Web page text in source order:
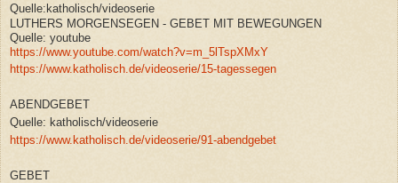
LUTHERS MORGENSEGEN - GEBET MIT BEWEGUNGEN
Quelle: youtube
https://www.youtube.com/watch?v=m_5lTspXMxY
Quelle:katholisch/videoserie
https://www.katholisch.de/videoserie/15-tagessegen
ABENDGEBET
Quelle: katholisch/videoserie
https://www.katholisch.de/videoserie/91-abendgebet
GEBET